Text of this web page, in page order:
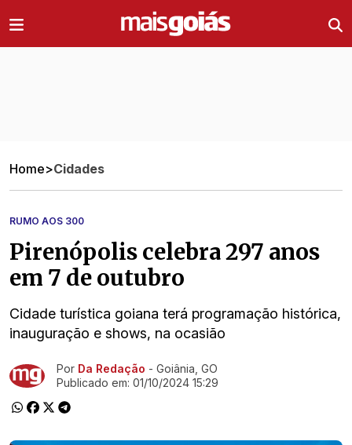
Home>Cidades
RUMO AOS 300
Pirenópolis celebra 297 anos
em 7 de outubro
Cidade turística goiana terá programação histórica,
inauguração e shows, na ocasião
Ir direto pra matéria
Por Da Redação - Goiânia, GO
Publicado em: 01/10/2024 15:29